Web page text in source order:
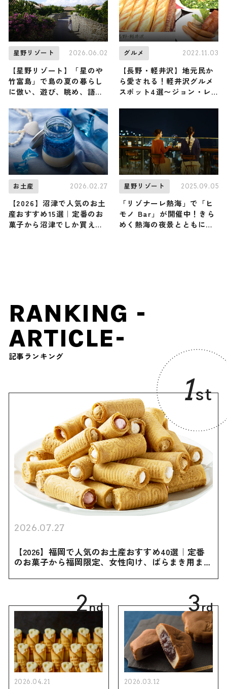
星野リゾート 2026.06.02
【星野リゾート】「星のや
竹富島」で島の夏の暮らし
に倣い、遊び、眺め、語ら
つの催しが提供開始 / 沖縄
県八重山郡
グルメ 2022.11.03
【長野・軽井沢】地元民か
ら愛される！軽井沢グルメ
スポット4選〜ジョン・レ
お土産 2026.02.27
【2026】沼津で人気のお土
産おすすめ15選｜定番のお
菓子から沼津でしか買えな
星野リゾート 2025.09.05
「リゾナーレ熱海」で「ヒ
モノ Bar」が開催中！きら
めく熱海の夜景とともに干
RANKING -
ARTICLE-
記事ランキング
1st
2026.07.27
【2026】福岡で人気のお土産おすすめ40選｜定番
のお菓子から福岡限定、女性向け、ばらまき用まで
2nd
2026.04.21
3rd
2026.03.12